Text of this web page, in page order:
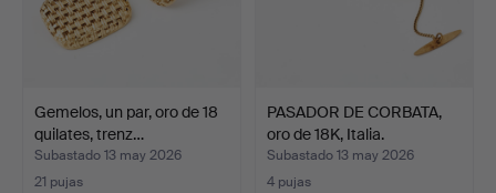
Gemelos, un par, oro de 18
quilates, trenz…
Subastado 13 may 2026
21 pujas
PASADOR DE CORBATA,
oro de 18K, Italia.
Subastado 13 may 2026
4 pujas